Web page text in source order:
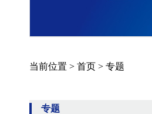
当前位置 > 首页 > 专题
专题